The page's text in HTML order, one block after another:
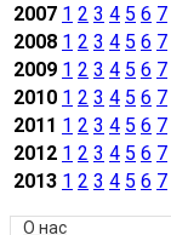
2007 1 2 3 4 5 6 7
2008 1 2 3 4 5 6 7
2009 1 2 3 4 5 6 7
2010 1 2 3 4 5 6 7
2011 1 2 3 4 5 6 7
2012 1 2 3 4 5 6 7
2013 1 2 3 4 5 6 7
О нас